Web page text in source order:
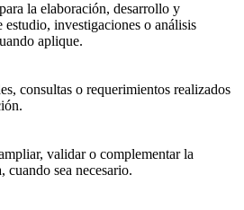
la elaboración, desarrollo y
estudio, investigaciones o análisis
aplique.
consultas o requerimientos realizados
validar o complementar la
sea necesario.